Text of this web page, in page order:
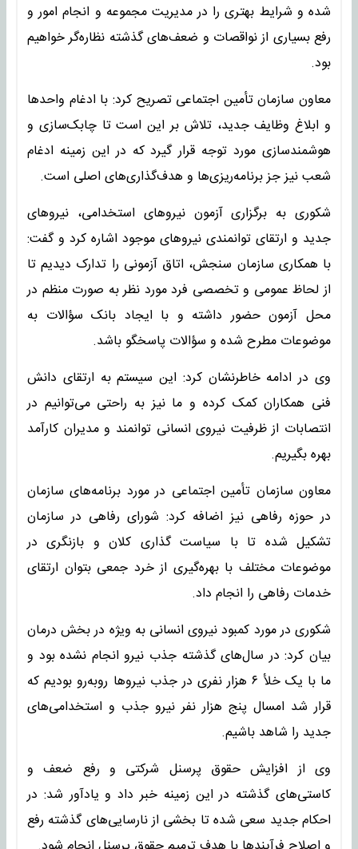
شده و شرایط بهتری را در مدیریت مجموعه و انجام امور و
رفع بسیاری از نواقصات و ضعف‌های گذشته نظاره‌گر خواهیم
بود.
معاون سازمان تأمین اجتماعی تصریح کرد: با ادغام واحدها
و ابلاغ وظایف جدید، تلاش بر این است تا چابک‌سازی و
هوشمندسازی مورد توجه قرار گیرد که در این زمینه ادغام
شعب نیز جز برنامه‌ریزی‌ها و هدف‌گذاری‌های اصلی است.
شکوری به برگزاری آزمون نیروهای استخدامی، نیروهای
جدید و ارتقای توانمندی نیروهای موجود اشاره کرد و گفت:
با همکاری سازمان سنجش، اتاق آزمونی را تدارک دیدیم تا
از لحاظ عمومی و تخصصی فرد مورد نظر به صورت منظم در
محل آزمون حضور داشته و با ایجاد بانک سؤالات به
موضوعات مطرح شده و سؤالات پاسخگو باشد.
وی در ادامه خاطرنشان کرد: این سیستم به ارتقای دانش
فنی همکاران کمک کرده و ما نیز به راحتی می‌توانیم در
انتصابات از ظرفیت نیروی انسانی توانمند و مدیران کارآمد
بهره بگیریم.
معاون سازمان تأمین اجتماعی در مورد برنامه‌های سازمان
در حوزه رفاهی نیز اضافه کرد: شورای رفاهی در سازمان
تشکیل شده تا با سیاست گذاری کلان و بازنگری در
موضوعات مختلف با بهره‌گیری از خرد جمعی بتوان ارتقای
خدمات رفاهی را انجام داد.
شکوری در مورد کمبود نیروی انسانی به ویژه در بخش درمان
بیان کرد: در سال‌های گذشته جذب نیرو انجام نشده بود و
ما با یک خلأ ۶ هزار نفری در جذب نیروها روبه‌رو بودیم که
قرار شد امسال پنج هزار نفر نیرو جذب و استخدامی‌های
جدید را شاهد باشیم.
وی از افزایش حقوق پرسنل شرکتی و رفع ضعف و
کاستی‌های گذشته در این زمینه خبر داد و یادآور شد: در
احکام جدید سعی شده تا بخشی از نارسایی‌های گذشته رفع